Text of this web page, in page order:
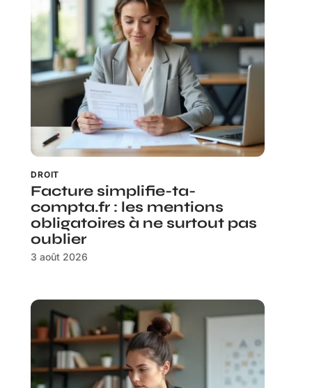
DROIT
Facture simplifie-ta-
compta.fr : les mentions
obligatoires à ne surtout pas
oublier
3 août 2026